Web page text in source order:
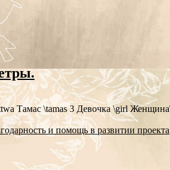
Тамас \tamas 3 Девочка \girl
и помощь в развитии проекта